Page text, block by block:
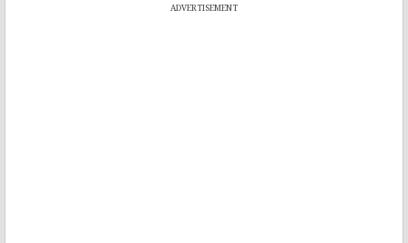
ADVERTISEMENT